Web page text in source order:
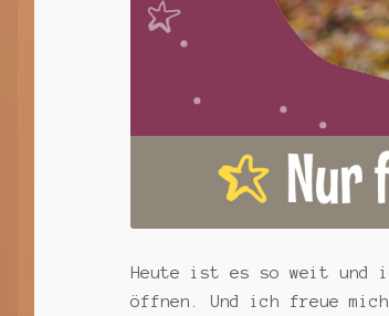
Heute ist es so weit und
öffnen. Und ich freue